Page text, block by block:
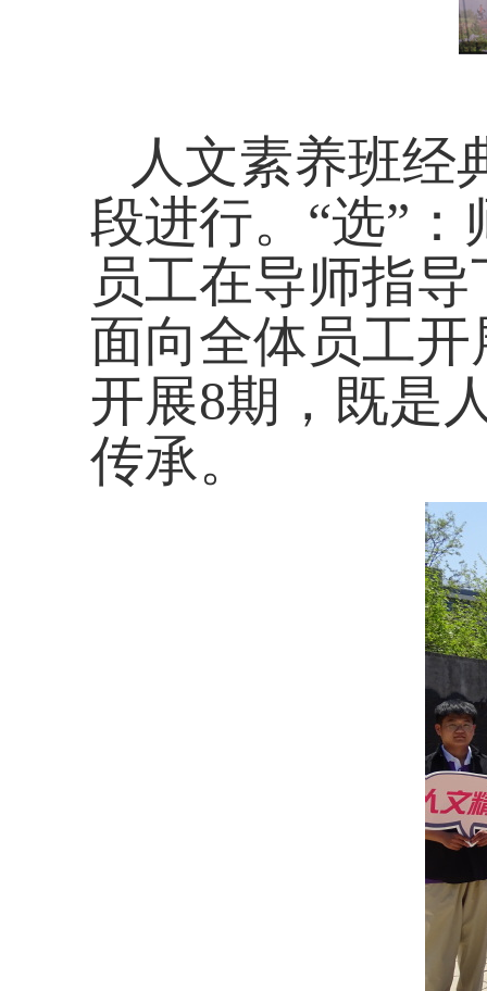
人文素养班经
段进行。“选”
员工在导师指
面向全体员工
开展8期，既是
传承。